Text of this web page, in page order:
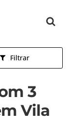
Filtrar
3
Vila